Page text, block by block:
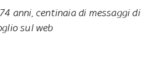
anni, centinaia di messaggi di
sul web